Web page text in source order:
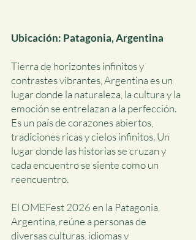
Ubicación: Patagonia, Argentina
Tierra de horizontes infinitos y
contrastes vibrantes, Argentina es un
lugar donde la naturaleza, la cultura y la
emoción se entrelazan a la perfección.
Es un país de corazones abiertos,
tradiciones ricas y cielos infinitos. Un
lugar donde las historias se cruzan y
cada encuentro se siente como un
reencuentro.
El OMEFest 2026 en la Patagonia,
Argentina, reúne a personas de
diversas culturas, idiomas y